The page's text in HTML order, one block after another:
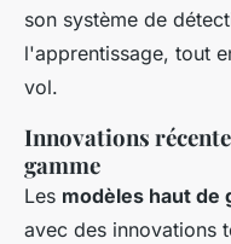
son système de
l'apprentissage, tout
vol.
Innovations
gamme
Les modèles haut de
avec des innovations